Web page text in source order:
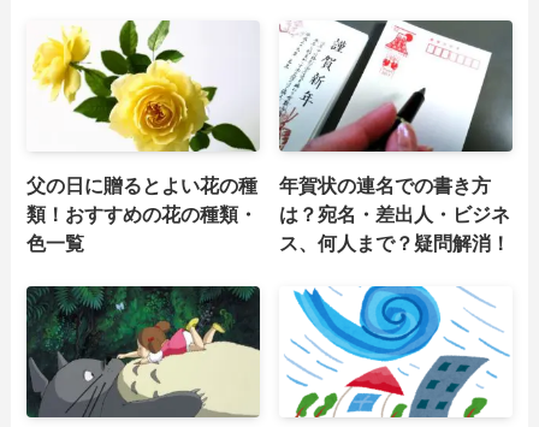
父の日に贈るとよい花の種
類！おすすめの花の種類・
色一覧
年賀状の連名での書き方
は？宛名・差出人・ビジネ
ス、何人まで？疑問解消！